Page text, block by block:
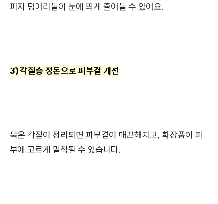
피지 덩어리들이 눈에 띄게 줄어들 수 있어요.
3) 각질층 정돈으로 피부결 개선
묵은 각질이 정리되면 피부결이 매끈해지고, 화장품이 피
부에 고르게 밀착될 수 있습니다.